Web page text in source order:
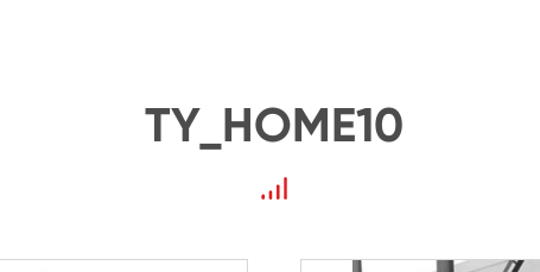
TY_HOME10